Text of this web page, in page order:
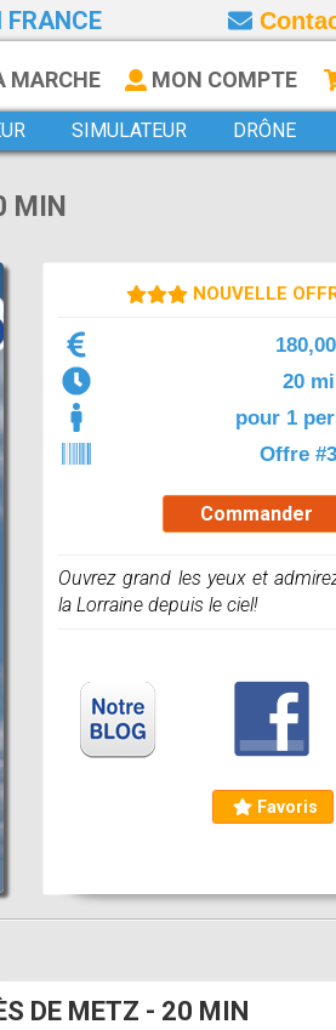
FRANCE
MARCHE MON COMPTE
SIMULATEUR DRÔNE
MIN
NOUVELLE
20
pour 1
Offre
Commander
Ouvrez grand les yeux et
la Lorraine depuis le ciel!
Favoris
DE METZ - 20 MIN